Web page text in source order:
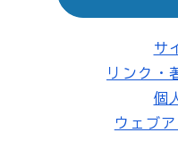
サ
リンク・
個
ウェブ